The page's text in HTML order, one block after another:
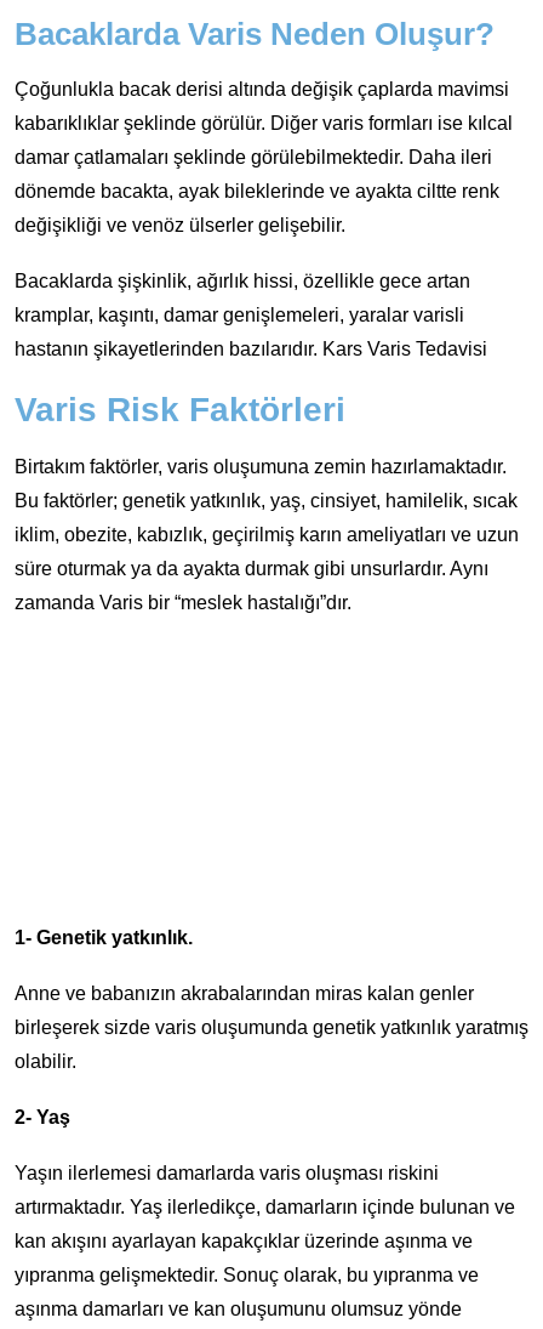
Bacaklarda Varis Neden Oluşur?
Çoğunlukla bacak derisi altında değişik çaplarda mavimsi
kabarıklıklar şeklinde görülür. Diğer varis formları ise kılcal
damar çatlamaları şeklinde görülebilmektedir. Daha ileri
dönemde bacakta, ayak bileklerinde ve ayakta ciltte renk
değişikliği ve venöz ülserler gelişebilir.
Bacaklarda şişkinlik, ağırlık hissi, özellikle gece artan
kramplar, kaşıntı, damar genişlemeleri, yaralar varisli
hastanın şikayetlerinden bazılarıdır. Kars Varis Tedavisi
Varis Risk Faktörleri
Birtakım faktörler, varis oluşumuna zemin hazırlamaktadır.
Bu faktörler; genetik yatkınlık, yaş, cinsiyet, hamilelik, sıcak
iklim, obezite, kabızlık, geçirilmiş karın ameliyatları ve uzun
süre oturmak ya da ayakta durmak gibi unsurlardır. Aynı
zamanda Varis bir “meslek hastalığı”dır.
1- Genetik yatkınlık.
Anne ve babanızın akrabalarından miras kalan genler
birleşerek sizde varis oluşumunda genetik yatkınlık yaratmış
olabilir.
2- Yaş
Yaşın ilerlemesi damarlarda varis oluşması riskini
artırmaktadır. Yaş ilerledikçe, damarların içinde bulunan ve
kan akışını ayarlayan kapakçıklar üzerinde aşınma ve
yıpranma gelişmektedir. Sonuç olarak, bu yıpranma ve
aşınma damarları ve kan oluşumunu olumsuz yönde